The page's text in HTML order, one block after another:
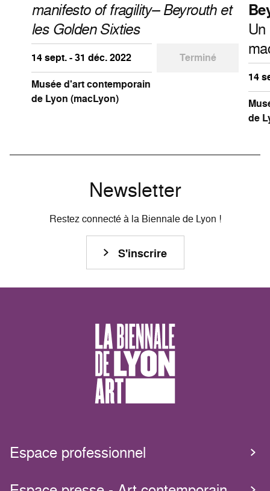
manifesto of fragility– Beyrouth et
les Golden Sixties
14 sept. - 31 déc. 2022
Terminé
Musée d'art contemporain
de Lyon (macLyon)
14
de
Newsletter
Restez connecté à la Biennale de Lyon !
S'inscrire
Espace professionnel